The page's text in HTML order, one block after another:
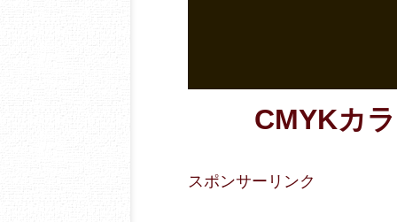
CMYKカ
スポンサーリンク